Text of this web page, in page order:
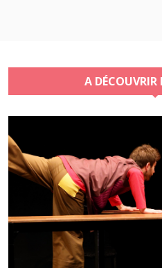
A DÉCOUVRIR